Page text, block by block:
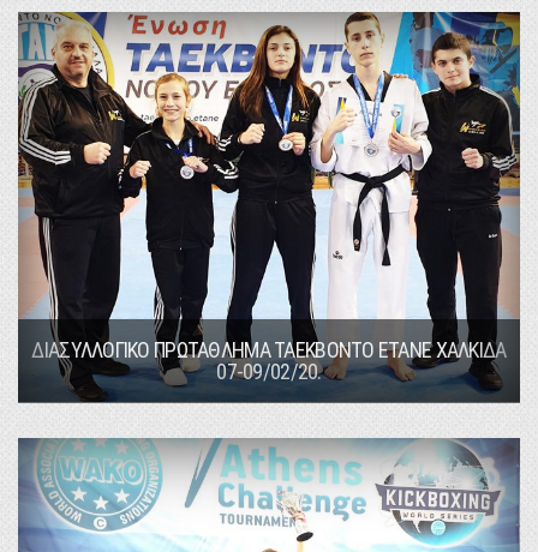
ΔΙΑΣΥΛΛΟΓΙΚΟ ΠΡΩΤΑΘΛΗΜΑ ΤΑΕΚΒΟΝΤΟ ΕΤΑΝΕ ΧΑΛΚΙΔΑ
07-09/02/20.